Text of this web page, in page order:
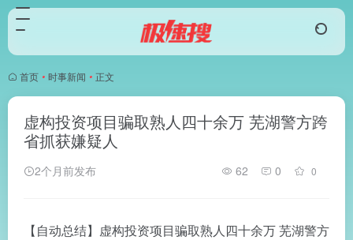
首页 • 时事新闻 • 正文
虚构投资项目骗取熟人四十余万 芜湖警方跨
省抓获嫌疑人
2个月前发布 62 0 0
【自动总结】虚构投资项目骗取熟人四十余万 芜湖警方